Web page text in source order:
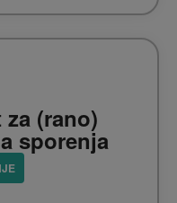
(rano)
sporenja